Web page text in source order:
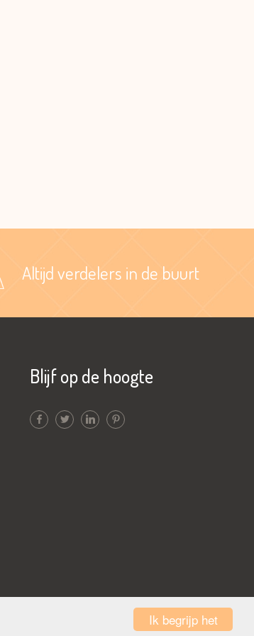
Ik begrijp het
Altijd verdelers in de buurt
Blijf op de hoogte
Webdesign by BOA